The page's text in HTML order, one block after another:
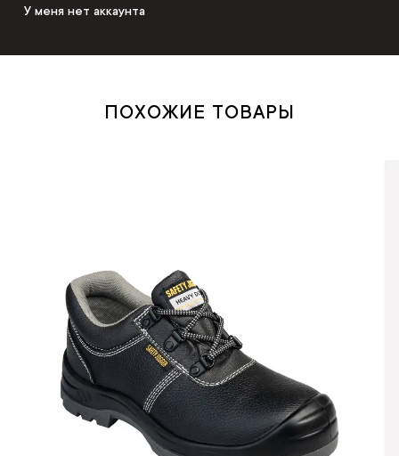
У меня нет аккаунта
ПОХОЖИЕ ТОВАРЫ